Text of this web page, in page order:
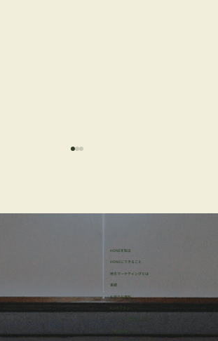
まず読むべき本3選：MVVの解像
る入門書
HONEを知る
HONEにできること
地方マーケティングとは
実績
お役立ち資料
・リサーチサポートプラン
・事業伴走プラン